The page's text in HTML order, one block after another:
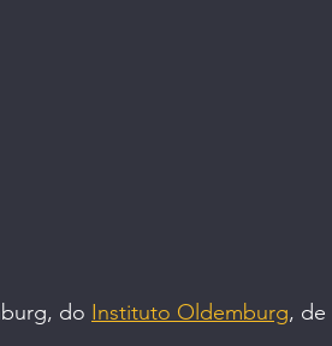
do Instituto Oldemburg, de